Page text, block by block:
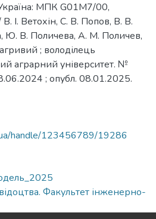
МПК G01M7/00,
І. Ветохін, С. В. Попов, В. В.
В. Поличева, А. М. Поличев,
; володілець
аграрний університет. №
; опубл. 08.01.2025.
handle/123456789/19286
Факультет інженерно-